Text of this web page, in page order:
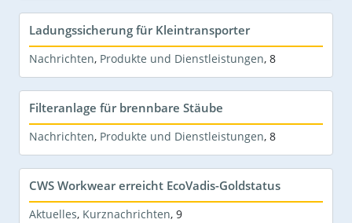
Ladungssicherung für Kleintransporter
Nachrichten, Produkte und Dienstleistungen, 8
Filteranlage für brennbare Stäube
Nachrichten, Produkte und Dienstleistungen, 8
CWS Workwear erreicht EcoVadis-Goldstatus
Aktuelles, Kurznachrichten, 9